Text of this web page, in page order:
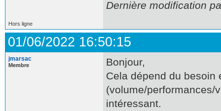
Dernière modification
Hors ligne
01/06/2022 16:50:15
jmarsac
Membre
Bonjour,
Cela dépend du besoin
(volume/performances/
intéressant.